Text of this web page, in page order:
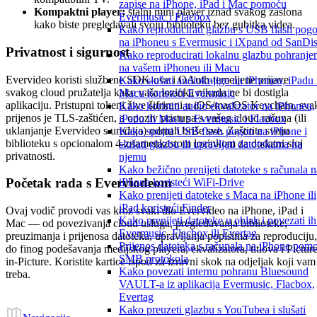
zapise na iPhone, iPad i Mac pomoću
Evermusic i Flacbox
Kako reproducirati glazbu s USB flash
na iPhoneu s Evermusic i iXpand od
Kako reproducirati lokalnu glazbu
na vašem iPhoneu ili Macu
Kako slušati audioknjige na iPhoneu, iPadu
Macu koristeći Evermusic
Kako koristiti audio ekvalizator na iPhoneu,
iPadu ili Macu s Evermusic i Flacbox
Kako spojiti USB flash pogon na iPhone i
slušati glazbu ili upravljati datotekama na
njemu
Kako bežično prenijeti datoteke s računala
iPhone koristeći WiFi-Drive
Kako prenijeti datoteke s Maca na iPhone ili
iPad koristeći Finder
Kako prenijeti datoteke u oblak i povezati
Evermusic, Flacbox ili Evertag
Prijenos datoteka s računala na iPhone
SMB protokola
Kako povezati internu pohranu Bluesound
VAULT-a iz aplikacija Evermusic, Flacbox,
Evertag
Kako preuzeti glazbu s YouTubea i slušati
Kompaktni player:stalni mini player iznad svakog zaslona
kako biste pregledavali svoju biblioteku bez gubitka videa.
Privatnost i sigurnost
Evervideo koristi službene SDK-ove i OAuth-temeljene prijave
svakog cloud pružatelja kako vaša lozinka nikada ne bi dostigla
aplikaciju. Pristupni tokeni žive šifrirani u iOS/macOS Keychain,
prijenos je TLS-zaštićen, a opoziv pristupa s vašeg cloud računa (ili
uklanjanje Evervideo s uređaja) odmah briše sve. Zaštitite svoju
biblioteku s opcionalom 4-znamenkastom lozinkom za dodatni sloj
privatnosti.
Početak rada s Everviodeom
Ovaj vodič provodi vas kroz svaki dio Evervideo na iPhone, iPad i
Mac — od povezivanja cloud usluga, pregledavanja biblioteke,
preuzimanja i prijenosa datoteka, upravljanja popisima za reproduciju,
do finog podešavanja medijskog playera, ekvalizatora, titlova i
in-Picture. Koristite kartice ispod za izravni skok na odjeljak koji vam
treba.